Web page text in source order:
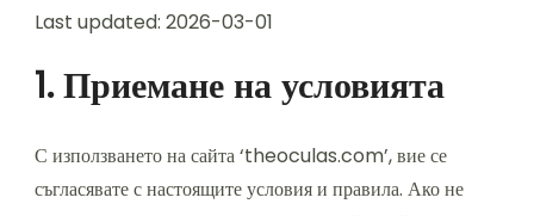
Last updated: 2026-03-01
1. Приемане на условията
С използването на сайта ‘theoculas.com’, вие се
съгласявате с настоящите условия и правила. Ако не